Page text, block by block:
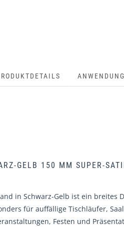
GELB 150 MM SUPER-
in Schwarz-Gelb ist ein
für auffällige Tischläufer,
Festen und